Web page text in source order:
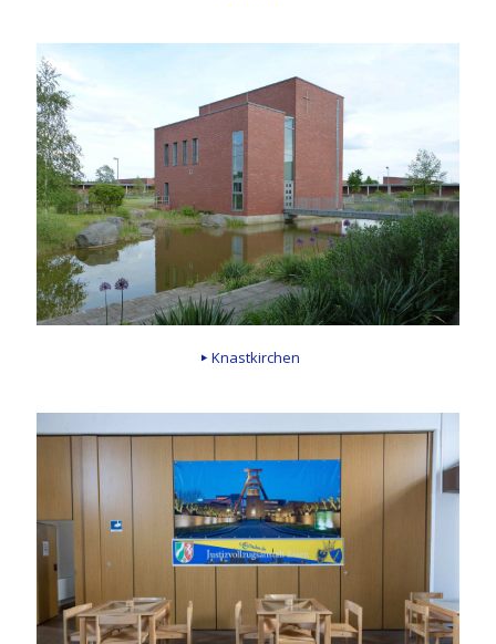
Knastkirchen